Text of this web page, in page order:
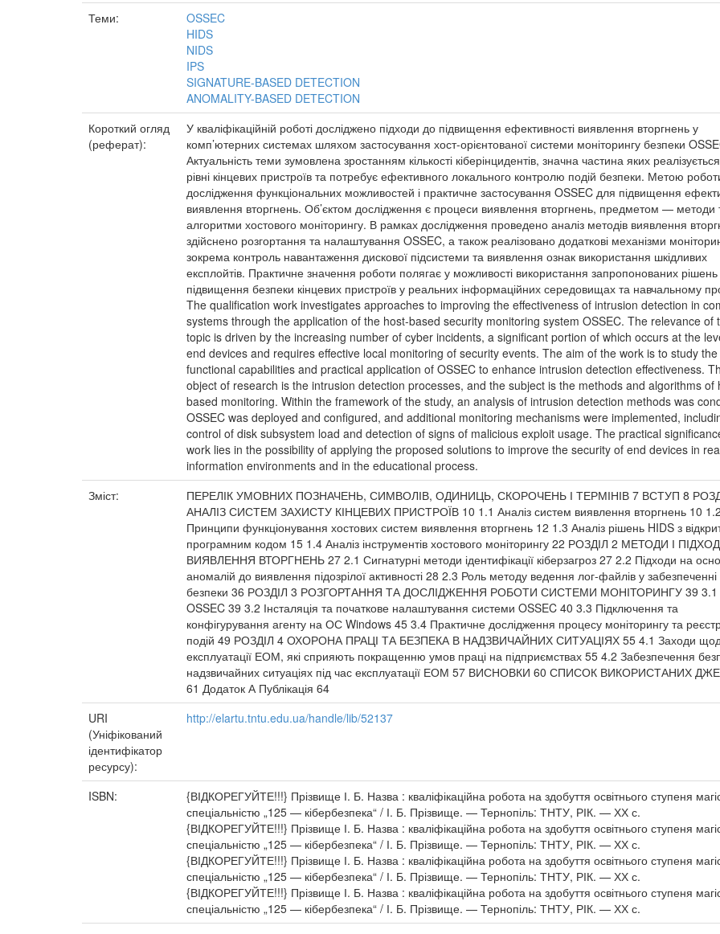
Теми:
OSSEC
HIDS
NIDS
IPS
SIGNATURE-BASED DETECTION
ANOMALITY-BASED DETECTION
Короткий огляд
(реферат):
У кваліфікаційній роботі досліджено підходи до підвищення ефективності виявлення вторгнень у
комп’ютерних системах шляхом застосування хост-орієнтованої системи моніторингу безпеки
Актуальність теми зумовлена зростанням кількості кіберінцидентів, значна частина яких
рівні кінцевих пристроїв та потребує ефективного локального контролю подій безпеки. Метою
дослідження функціональних можливостей і практичне застосування OSSEC для підвищення
виявлення вторгнень. Об’єктом дослідження є процеси виявлення вторгнень, предметом — методи
алгоритми хостового моніторингу. В рамках дослідження проведено аналіз методів виявлення
здійснено розгортання та налаштування OSSEC, а також реалізовано додаткові механізми
зокрема контроль навантаження дискової підсистеми та виявлення ознак використання шкідливих
експлойтів. Практичне значення роботи полягає у можливості використання запропонованих
підвищення безпеки кінцевих пристроїв у реальних інформаційних середовищах та навчальному
The qualification work investigates approaches to improving the effectiveness of intrusion detection in
systems through the application of the host-based security monitoring system OSSEC. The relevance of
topic is driven by the increasing number of cyber incidents, a significant portion of which occurs at the
end devices and requires effective local monitoring of security events. The aim of the work is to study the
functional capabilities and practical application of OSSEC to enhance intrusion detection effectiveness.
object of research is the intrusion detection processes, and the subject is the methods and algorithms of
based monitoring. Within the framework of the study, an analysis of intrusion detection methods was
OSSEC was deployed and configured, and additional monitoring mechanisms were implemented,
control of disk subsystem load and detection of signs of malicious exploit usage. The practical
work lies in the possibility of applying the proposed solutions to improve the security of end devices in
information environments and in the educational process.
Зміст:
ПЕРЕЛІК УМОВНИХ ПОЗНАЧЕНЬ, СИМВОЛІВ, ОДИНИЦЬ, СКОРОЧЕНЬ І ТЕРМІНІВ 7 ВСТУП 8
АНАЛІЗ СИСТЕМ ЗАХИСТУ КІНЦЕВИХ ПРИСТРОЇВ 10 1.1 Аналіз систем виявлення вторгнень 10 1.2
Принципи функціонування хостових систем виявлення вторгнень 12 1.3 Аналіз рішень HIDS з
програмним кодом 15 1.4 Аналіз інструментів хостового моніторингу 22 РОЗДІЛ 2 МЕТОДИ І
ВИЯВЛЕННЯ ВТОРГНЕНЬ 27 2.1 Сигнатурні методи ідентифікації кіберзагроз 27 2.2 Підходи на
аномалій до виявлення підозрілої активності 28 2.3 Роль методу ведення лог-файлів у забезпеченні
безпеки 36 РОЗДІЛ 3 РОЗГОРТАННЯ ТА ДОСЛІДЖЕННЯ РОБОТИ СИСТЕМИ МОНІТОРИНГУ 39 3.1
OSSEC 39 3.2 Інсталяція та початкове налаштування системи OSSEC 40 3.3 Підключення та
конфігурування агенту на ОС Windows 45 3.4 Практичне дослідження процесу моніторингу та
подій 49 РОЗДІЛ 4 ОХОРОНА ПРАЦІ ТА БЕЗПЕКА В НАДЗВИЧАЙНИХ СИТУАЦІЯХ 55 4.1 Заходи
експлуатації ЕОМ, які сприяють покращенню умов праці на підприємствах 55 4.2 Забезпечення
надзвичайних ситуаціях під час експлуатації ЕОМ 57 ВИСНОВКИ 60 СПИСОК ВИКОРИСТАНИХ
61 Додаток А Публікація 64
URI
(Уніфікований
ідентифікатор
ресурсу):
http://elartu.tntu.edu.ua/handle/lib/52137
ISBN:
{ВІДКОРЕГУЙТЕ!!!} Прізвище І. Б. Назва : кваліфікаційна робота на здобуття освітнього ступеня
спеціальністю „125 — кібербезпека“ / І. Б. Прізвище. — Тернопіль: ТНТУ, РІК. — ХХ с.
{ВІДКОРЕГУЙТЕ!!!} Прізвище І. Б. Назва : кваліфікаційна робота на здобуття освітнього ступеня
спеціальністю „125 — кібербезпека“ / І. Б. Прізвище. — Тернопіль: ТНТУ, РІК. — ХХ с.
{ВІДКОРЕГУЙТЕ!!!} Прізвище І. Б. Назва : кваліфікаційна робота на здобуття освітнього ступеня
спеціальністю „125 — кібербезпека“ / І. Б. Прізвище. — Тернопіль: ТНТУ, РІК. — ХХ с.
{ВІДКОРЕГУЙТЕ!!!} Прізвище І. Б. Назва : кваліфікаційна робота на здобуття освітнього ступеня
спеціальністю „125 — кібербезпека“ / І. Б. Прізвище. — Тернопіль: ТНТУ, РІК. — ХХ с.